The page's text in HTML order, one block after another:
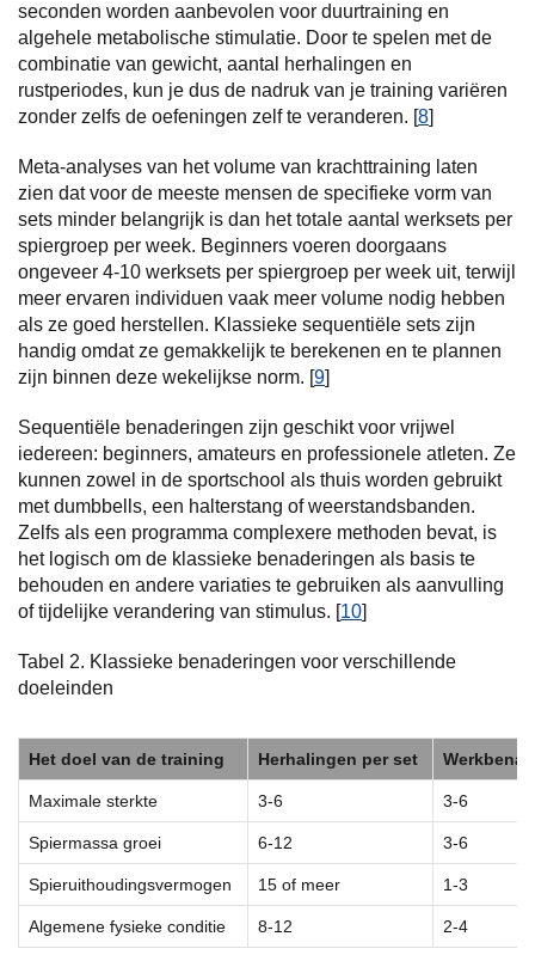
seconden worden aanbevolen voor duurtraining en
algehele metabolische stimulatie. Door te spelen met de
combinatie van gewicht, aantal herhalingen en
rustperiodes, kun je dus de nadruk van je training variëren
zonder zelfs de oefeningen zelf te veranderen. [8]
Meta-analyses van het volume van krachttraining laten
zien dat voor de meeste mensen de specifieke vorm van
sets minder belangrijk is dan het totale aantal werksets per
spiergroep per week. Beginners voeren doorgaans
ongeveer 4-10 werksets per spiergroep per week uit, terwijl
meer ervaren individuen vaak meer volume nodig hebben
als ze goed herstellen. Klassieke sequentiële sets zijn
handig omdat ze gemakkelijk te berekenen en te plannen
zijn binnen deze wekelijkse norm. [9]
Sequentiële benaderingen zijn geschikt voor vrijwel
iedereen: beginners, amateurs en professionele atleten. Ze
kunnen zowel in de sportschool als thuis worden gebruikt
met dumbbells, een halterstang of weerstandsbanden.
Zelfs als een programma complexere methoden bevat, is
het logisch om de klassieke benaderingen als basis te
behouden en andere variaties te gebruiken als aanvulling
of tijdelijke verandering van stimulus. [10]
Tabel 2. Klassieke benaderingen voor verschillende
doeleinden
Het doel van de training Herhalingen per set
Maximale sterkte 3-6 3-6
Spiermassa groei 6-12 3-6
Spieruithoudingsvermogen 15 of meer 1-3
Algemene fysieke conditie 8-12 2-4